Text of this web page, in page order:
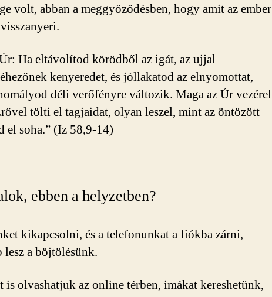
volt, abban a meggyőződésben, hogy amit az ember
Ha eltávolítod körödből az igát, az ujjal
kenyeredet, és jóllakatod az elnyomottat,
déli verőfényre változik. Maga az Úr vezérel
tölti el tagjaidat, olyan leszel, mint az öntözött
el soha.” (Iz 58,9-14)
ebben a helyzetben?
kikapcsolni, és a telefonunkat a fiókba zárni,
lesz a böjtölésünk.
olvashatjuk az online térben, imákat kereshetünk,